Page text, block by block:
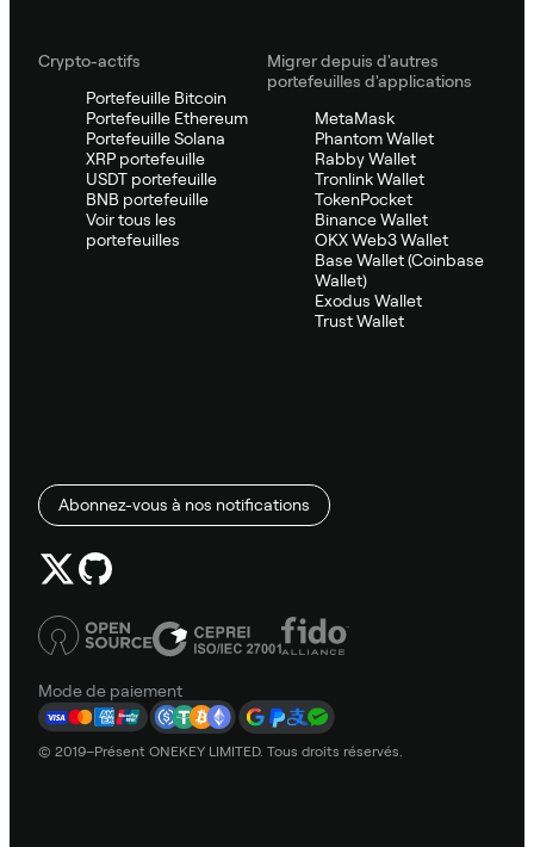
Crypto-actifs
Portefeuille Bitcoin
Portefeuille Ethereum
Portefeuille Solana
XRP portefeuille
USDT portefeuille
BNB portefeuille
Voir tous les
portefeuilles
Migrer depuis d'autres
portefeuilles d'applications
MetaMask
Phantom Wallet
Rabby Wallet
Tronlink Wallet
TokenPocket
Binance Wallet
OKX Web3 Wallet
Base Wallet (Coinbase
Wallet)
Exodus Wallet
Trust Wallet
Abonnez-vous à nos notifications
Mode de paiement
© 2019–Présent ONEKEY LIMITED. Tous droits réservés.